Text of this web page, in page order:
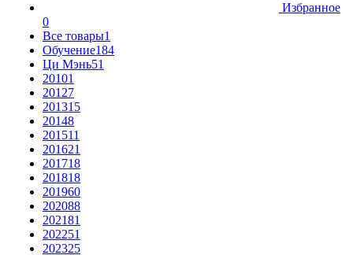
Избранное
0
Все товары1
Обучение184
Ци Мэнь51
20101
20127
201315
20148
201511
201621
201718
201818
201960
202088
202181
202251
202325